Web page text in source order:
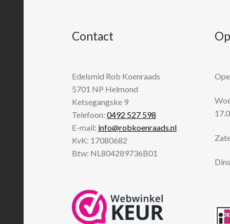
Contact
Edelsmid Rob Koenraads
5701 NP Helmond
Ketsegangske 9
Telefoon:0492 527 598
E-mail: info@robkoenraads.nl
KvK: 17080682
Btw: NL804289736B01